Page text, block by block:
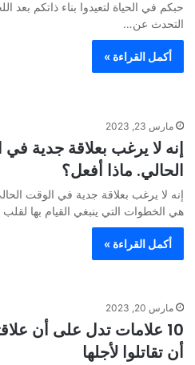
التحدث عن…
أكمل القراءة »
مارس 23, 2023
إنه لا يرغب بعلاقة جدية
الحالي. ماذا أفعل؟
إنه لا يرغب بعلاقة جدية في الوقت
هي الخطوات التي ينبغي القيام بها
أكمل القراءة »
مارس 20, 2023
10 علامات تدل على أن
أن تقاتلوا لأجلها